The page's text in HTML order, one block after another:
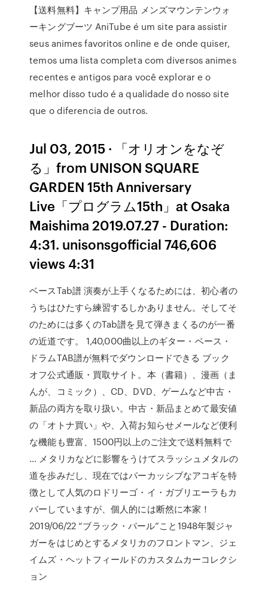
【送料無料】キャンプ用品 メンズマウンテンウォ
ーキングブーツ AniTube é um site para assistir
seus animes favoritos online e de onde quiser,
temos uma lista completa com diversos animes
recentes e antigos para você explorar e o
melhor disso tudo é a qualidade do nosso site
que o diferencia de outros.
Jul 03, 2015 · 「オリオンをなぞ
る」from UNISON SQUARE
GARDEN 15th Anniversary
Live「プログラム15th」at Osaka
Maishima 2019.07.27 - Duration:
4:31. unisonsgofficial 746,606
views 4:31
ベースTab譜 演奏が上手くなるためには、初心者の
うちはひたすら練習するしかありません。そしてそ
のためには多くのTab譜を見て弾きまくるのが一番
の近道です。 1,40,000曲以上のギター・ベース・
ドラムTAB譜が無料でダウンロードできる ブック
オフ公式通販・買取サイト。本（書籍）、漫画（ま
んが、コミック）、CD、DVD、ゲームなど中古・
新品の両方を取り扱い。中古・新品まとめて最安値
の「オトナ買い」や、入荷お知らせメールなど便利
な機能も豊富、1500円以上のご注文で送料無料で
… メタリカなどに影響をうけてスラッシュメタルの
道を歩みだし、現在ではパーカッシブなアコギを特
徴として人気のロドリーゴ・イ・ガブリエーラもカ
バーしていますが、個人的には断然に本家！
2019/06/22 “ブラック・パール”こと1948年製ジャ
ガーをはじめとするメタリカのフロントマン、ジェ
イムズ・ヘットフィールドのカスタムカーコレクシ
ョン